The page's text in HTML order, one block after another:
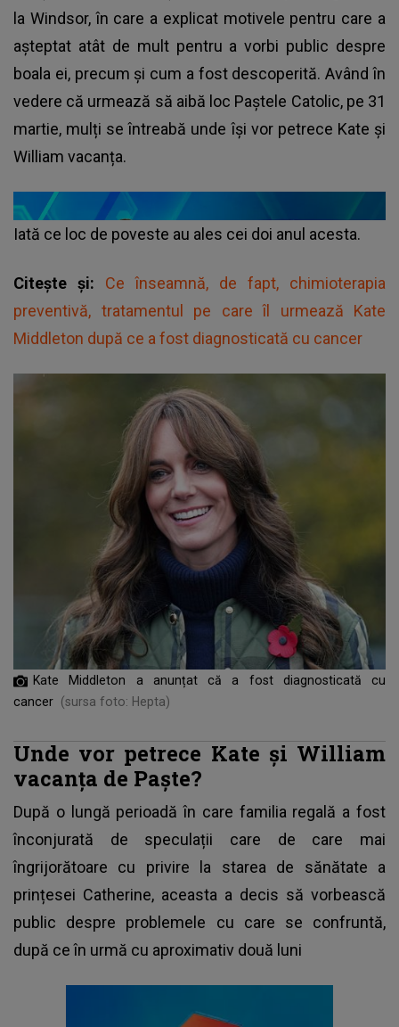
la Windsor, în care a explicat motivele pentru care a
așteptat atât de mult pentru a vorbi public despre
boala ei, precum și cum a fost descoperită. Având în
vedere că urmează să aibă loc Paștele Catolic, pe 31
martie, mulți se întreabă unde își vor petrece Kate și
William vacanța.
Iată ce loc de poveste au ales cei doi anul acesta.
Citește și: Ce înseamnă, de fapt, chimioterapia
preventivă, tratamentul pe care îl urmează Kate
Middleton după ce a fost diagnosticată cu cancer
Kate Middleton a anunțat că a fost diagnosticată cu
cancer (sursa foto: Hepta)
Unde vor petrece Kate și William
vacanța de Paște?
După o lungă perioadă în care familia regală a fost
înconjurată de speculații care de care mai
îngrijorătoare cu privire la starea de sănătate a
prințesei Catherine, aceasta a decis să vorbească
public despre problemele cu care se confruntă,
după ce în urmă cu aproximativ două luni